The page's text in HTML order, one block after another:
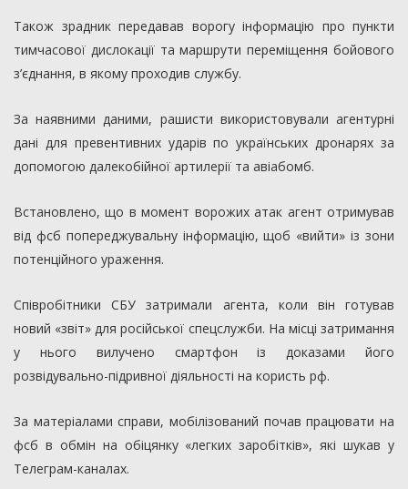
Також зрадник передавав ворогу інформацію про пункти
тимчасової дислокації та маршрути переміщення бойового
з’єднання, в якому проходив службу.
За наявними даними, рашисти використовували агентурні
дані для превентивних ударів по українських дронарях за
допомогою далекобійної артилерії та авіабомб.
Встановлено, що в момент ворожих атак агент отримував
від фсб попереджувальну інформацію, щоб «вийти» із зони
потенційного ураження.
Співробітники СБУ затримали агента, коли він готував
новий «звіт» для російської спецслужби. На місці затримання
у нього вилучено смартфон із доказами його
розвідувально-підривної діяльності на користь рф.
За матеріалами справи, мобілізований почав працювати на
фсб в обмін на обіцянку «легких заробітків», які шукав у
Телеграм-каналах.